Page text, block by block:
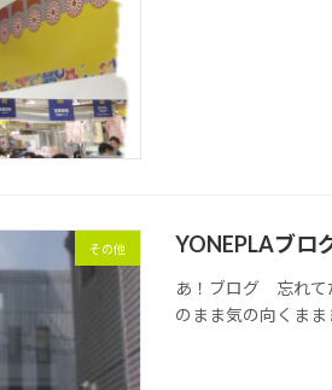
その他 YONEPLAブロ
あ！ブログ 忘れて
のまま気の向くまま